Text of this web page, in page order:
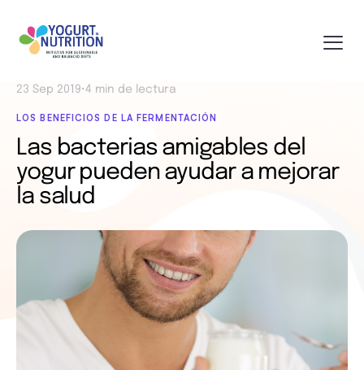
23 Sep 2019•4 min de lectura
LOS BENEFICIOS DE LA FERMENTACIÓN
Las bacterias amigables del
yogur pueden ayudar a mejorar
la salud